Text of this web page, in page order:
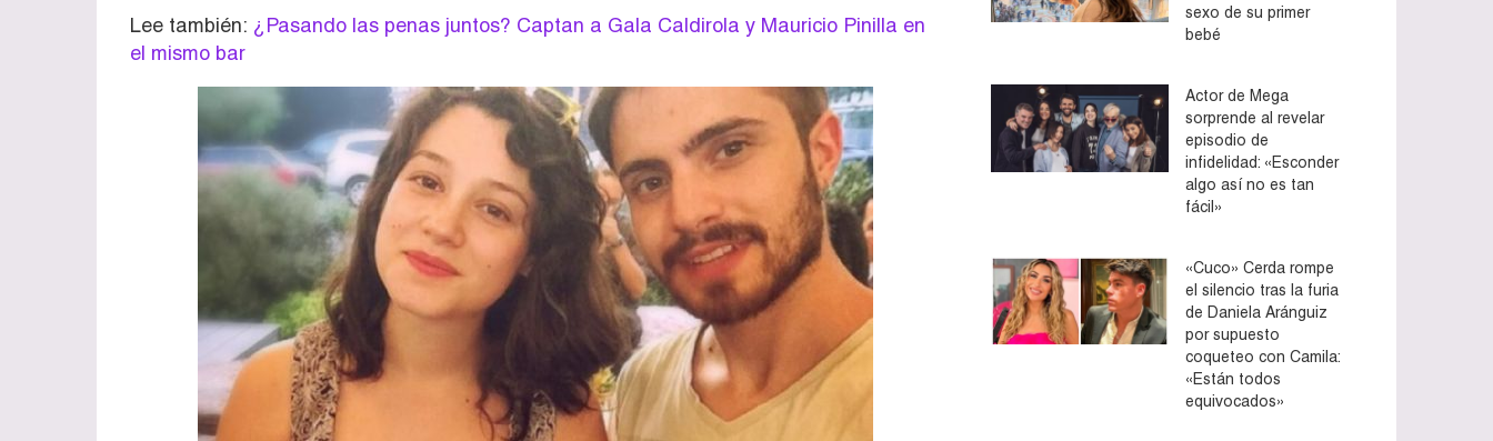
Lee también: ¿Pasando las penas juntos? Captan a Gala Caldirola y Mauricio Pinilla en
el mismo bar
sexo de su primer
bebé
Actor de Mega
sorprende al revelar
episodio de
infidelidad: «Esconder
algo así no es tan
fácil»
«Cuco» Cerda rompe
el silencio tras la furia
de Daniela Aránguiz
por supuesto
coqueteo con Camila:
«Están todos
equivocados»